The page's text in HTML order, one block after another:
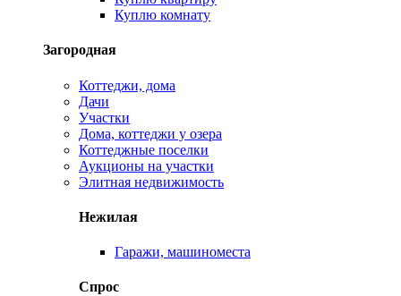
Куплю комнату
Загородная
Коттеджи, дома
Дачи
Участки
Дома, коттеджи у озера
Коттеджные поселки
Аукционы на участки
Элитная недвижимость
Нежилая
Гаражи, машиноместа
Спрос